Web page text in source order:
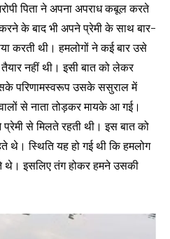
your inbox. Your information is
Policy.
11,243
पिता ने अपना अपराध कबूल करते
करने के बाद भी अपने प्रेमी के साथ बार-
करती थी। हमलोगों ने कई बार उसे
नहीं थी। इसी बात को लेकर
परिणामस्वरूप उसके ससुराल में
से नाता तोड़कर मायके आ गई।
से मिलते रहती थी। इस बात को
थे। स्थिति यह हो गई थी कि हमलोग
थे। इसलिए तंग होकर हमने उसकी